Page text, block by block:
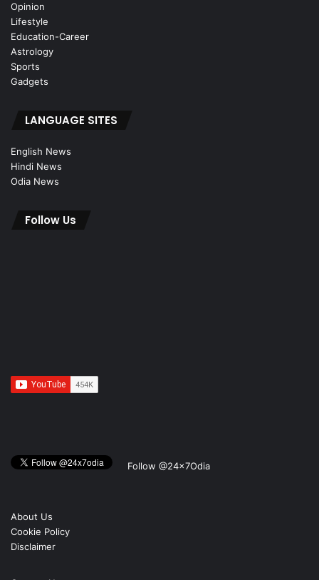
Opinion
Lifestyle
Education-Career
Astrology
Sports
Gadgets
LANGUAGE SITES
English News
Hindi News
Odia News
Follow Us
Follow @24x7Odia
About Us
Cookie Policy
Disclaimer